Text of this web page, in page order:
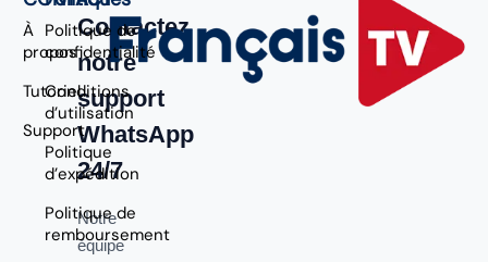
À
propos
Tutoriel
Support
Politique de
confidentialité
Conditions
d’utilisation
Politique
d’expédition
Politique de
remboursement
Contactez
notre
support
WhatsApp
24/7
Notre
équipe